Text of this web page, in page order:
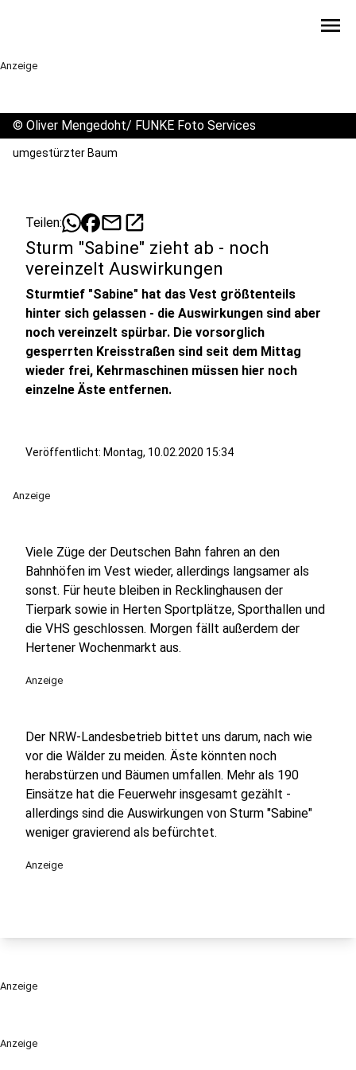
menu
Anzeige
Anzeige
© Oliver Mengedoht/ FUNKE Foto Services
umgestürzter Baum
Teilen: mailopen_in_new
Sturm "Sabine" zieht ab - noch
vereinzelt Auswirkungen
Sturmtief "Sabine" hat das Vest größtenteils
hinter sich gelassen - die Auswirkungen sind aber
noch vereinzelt spürbar. Die vorsorglich
gesperrten Kreisstraßen sind seit dem Mittag
wieder frei, Kehrmaschinen müssen hier noch
einzelne Äste entfernen.
Veröffentlicht: Montag, 10.02.2020 15:34
Anzeige
Viele Züge der Deutschen Bahn fahren an den
Bahnhöfen im Vest wieder, allerdings langsamer als
sonst. Für heute bleiben in Recklinghausen der
Tierpark sowie in Herten Sportplätze, Sporthallen und
die VHS geschlossen. Morgen fällt außerdem der
Hertener Wochenmarkt aus.
Anzeige
Der NRW-Landesbetrieb bittet uns darum, nach wie
vor die Wälder zu meiden. Äste könnten noch
herabstürzen und Bäumen umfallen. Mehr als 190
Einsätze hat die Feuerwehr insgesamt gezählt -
allerdings sind die Auswirkungen von Sturm "Sabine"
weniger gravierend als befürchtet.
Anzeige
Anzeige